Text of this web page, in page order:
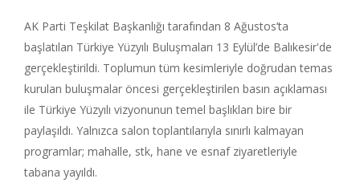
AK Parti Teşkilat Başkanlığı tarafından 8 Ağustos’ta
başlatılan Türkiye Yüzyılı Buluşmaları 13 Eylül’de Balıkesir'de
gerçekleştirildi. Toplumun tüm kesimleriyle doğrudan temas
kurulan buluşmalar öncesi gerçekleştirilen basın açıklaması
ile Türkiye Yüzyılı vizyonunun temel başlıkları bire bir
paylaşıldı. Yalnızca salon toplantılarıyla sınırlı kalmayan
programlar; mahalle, stk, hane ve esnaf ziyaretleriyle
tabana yayıldı.